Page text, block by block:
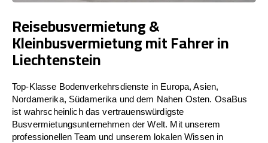
Reisebusvermietung &
Kleinbusvermietung mit Fahrer in
Liechtenstein
Top-Klasse Bodenverkehrsdienste in Europa, Asien,
Nordamerika, Südamerika und dem Nahen Osten. OsaBus
ist wahrscheinlich das vertrauenswürdigste
Busvermietungsunternehmen der Welt. Mit unserem
professionellen Team und unserem lokalen Wissen in